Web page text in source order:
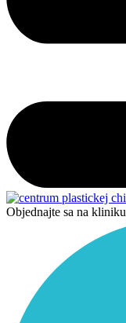
Objednajte sa na kliniku